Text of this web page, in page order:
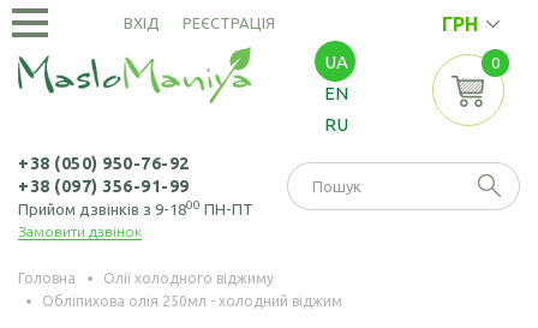
ВХІД РЕЄСТРАЦІЯ ГРН
UA
EN
RU
+38 (050) 950-76-92
+38 (097) 356-91-99
Прийом дзвінків з 9-1800 ПН-ПТ
Замовити дзвінок
0
ОЛІЇ
ХОЛОДНОГО
Амарантова олія
Арахісова олія
кісточок олія
ОЛІЇ
ЕКСТРАКЦІЙНІ
Амарантова олія
Зародків пшениці
БОРОШНО
Борошно
Головна
Олії холодного віджиму
Обліпихова олія 250мл - холодний віджим